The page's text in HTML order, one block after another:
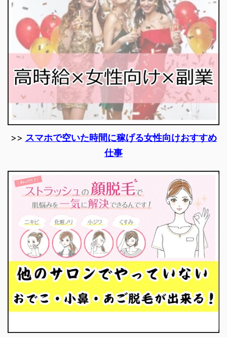
>> スマホで空いた時間に稼げる女性向けおすすめ
仕事